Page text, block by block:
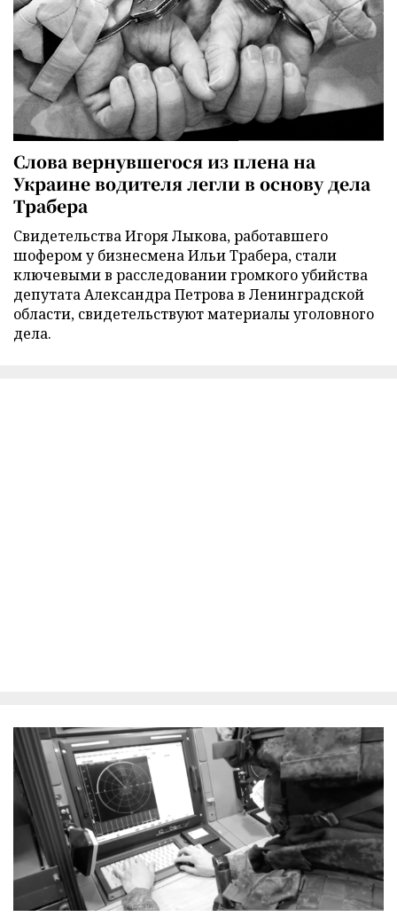
Слова вернувшегося из плена на
Украине водителя легли в основу дела
Трабера
Свидетельства Игоря Лыкова, работавшего
шофером у бизнесмена Ильи Трабера, стали
ключевыми в расследовании громкого убийства
депутата Александра Петрова в Ленинградской
области, свидетельствуют материалы уголовного
дела.